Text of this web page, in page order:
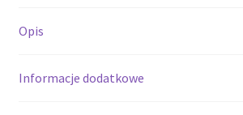
Opis
Informacje dodatkowe